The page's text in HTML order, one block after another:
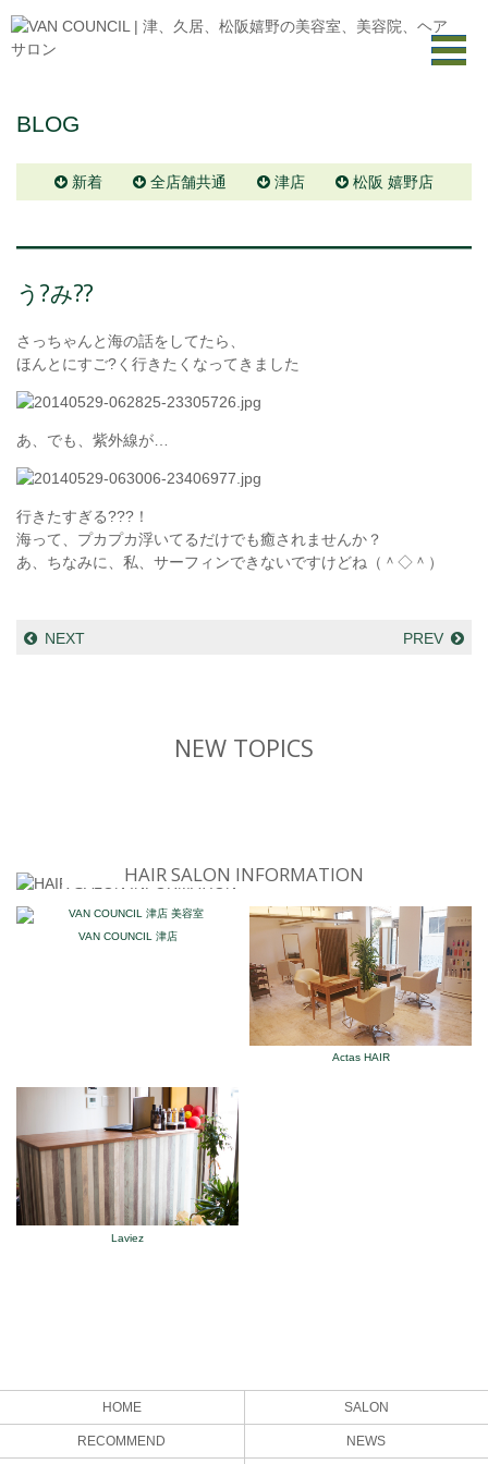
BLOG
新着 全店舗共通 津店 松阪 嬉野店
う?み??
さっちゃんと海の話をしてたら、
ほんとにすご?く行きたくなってきました
あ、でも、紫外線が…
行きたすぎる???！
海って、プカプカ浮いてるだけでも癒されませんか？
あ、ちなみに、私、サーフィンできないですけどね（＾◇＾）
NEXT PREV
NEW TOPICS
HAIR SALON INFORMATION
VAN COUNCIL 津店
Actas HAIR
Laviez
HOME SALON
RECOMMEND NEWS